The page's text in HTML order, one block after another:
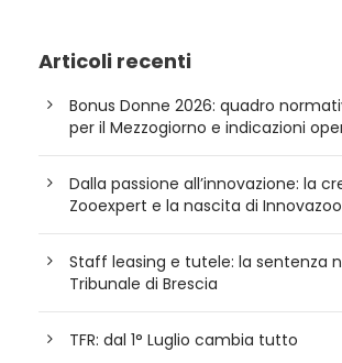
Articoli recenti
Bonus Donne 2026: quadro
per il Mezzogiorno e indicazioni
Dalla passione all’innovazione: la
Zooexpert e la nascita di Innovazoo
Staff leasing e tutele: la sentenza
Tribunale di Brescia
TFR: dal 1° Luglio cambia tutto